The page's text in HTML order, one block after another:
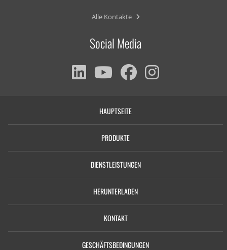
Alle Kontakte
Social Media
HAUPTSEITE
PRODUKTE
DIENSTLEISTUNGEN
HERUNTERLADEN
KONTAKT
GESCHÄFTSBEDINGUNGEN